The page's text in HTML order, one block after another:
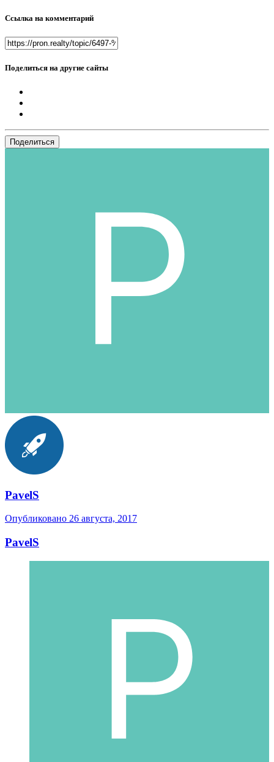
Ссылка на комментарий
Поделиться на другие сайты
Поделиться
PavelS
Опубликовано 26 августа, 2017
PavelS